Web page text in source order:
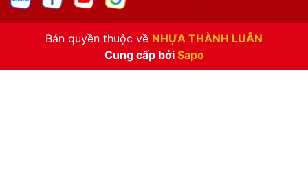
Bản quyền thuộc về NHỰA THÀNH LUÂN
Cung cấp bởi Sapo